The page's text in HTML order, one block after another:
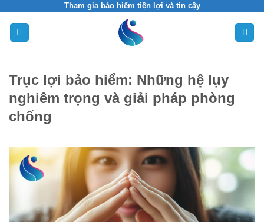
content
Tham gia bảo hiểm tiện lợi và tin cậy
Trục lợi bảo hiểm: Những hệ lụy
nghiêm trọng và giải pháp phòng
chống